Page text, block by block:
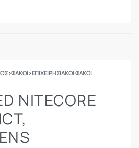
›ΦΑΚΟΊ›ΕΠΙΧΕΙΡΗΣΙΑΚΟΊ ΦΑΚΟΊ
NITECORE